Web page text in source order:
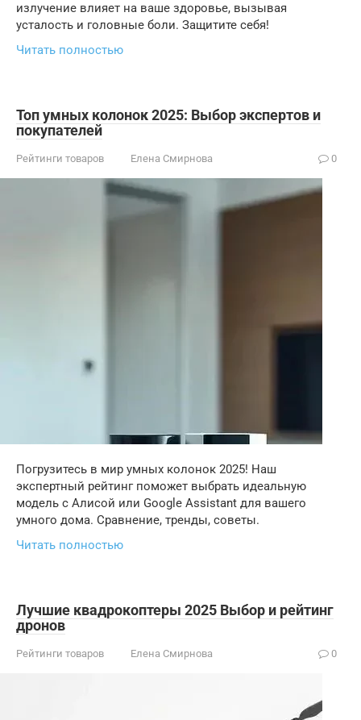
излучение влияет на ваше здоровье, вызывая
усталость и головные боли. Защитите себя!
Читать полностью
Топ умных колонок 2025: Выбор экспертов и
покупателей
Рейтинги товаров Елена Смирнова 0
Погрузитесь в мир умных колонок 2025! Наш
экспертный рейтинг поможет выбрать идеальную
модель с Алисой или Google Assistant для вашего
умного дома. Сравнение, тренды, советы.
Читать полностью
Лучшие квадрокоптеры 2025 Выбор и рейтинг
дронов
Рейтинги товаров Елена Смирнова 0